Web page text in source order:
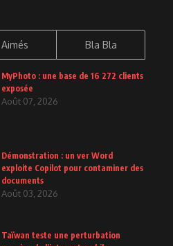
Aimés Bla Bla
MyPhoto : une base de 16 272 clients
exposée
Août 07, 2026
Démonstration : un ver Word
exploite Copilot pour contaminer des
documents
Août 03, 2026
Taïwan teste une perturbation